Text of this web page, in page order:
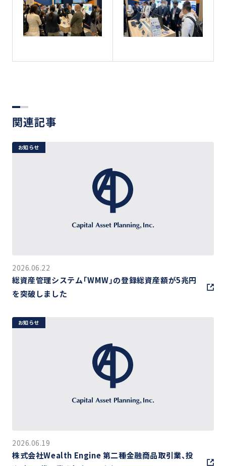
関連記事
お知らせ
2026.06.22
総資産管理システム「WMW」の登録総資産額が5兆円
を突破しました
お知らせ
2026.06.19
株式会社Wealth Engine 第二種金融商品取引業、投